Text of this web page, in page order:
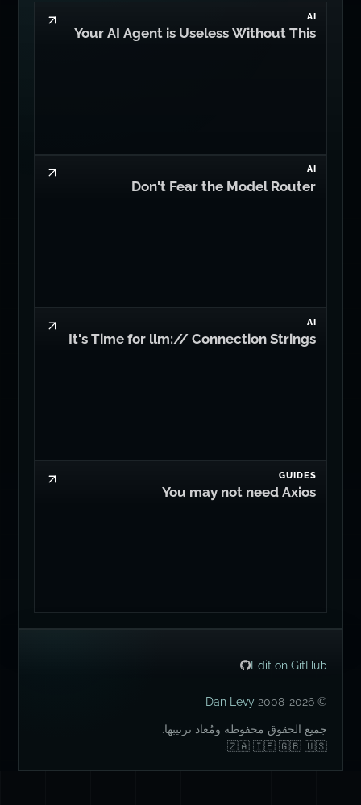
AI
Your AI Agent is Useless Without This
AI
Don't Fear the Model Router
AI
It's Time for llm:// Connection Strings
GUIDES
You may not need Axios
Edit on GitHub
© 2008-2026
Dan Levy
جميع الحقوق محفوظة ومُعاد ترتيبها.
🇿🇦 🇮🇪 🇬🇧 🇺🇸.